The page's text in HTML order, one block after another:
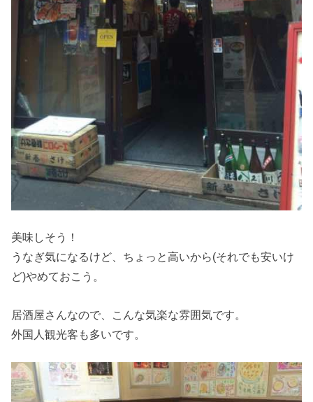
美味しそう！
うなぎ気になるけど、ちょっと高いから(それでも安いけ
ど)やめておこう。
居酒屋さんなので、こんな気楽な雰囲気です。
外国人観光客も多いです。